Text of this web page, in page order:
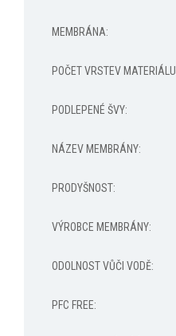
MEMBRÁNA:
POČET VRSTEV MATERIÁLU
PODLEPENÉ ŠVY:
NÁZEV MEMBRÁNY:
PRODYŠNOST:
VÝROBCE MEMBRÁNY:
ODOLNOST VŮČI VODĚ:
PFC FREE: